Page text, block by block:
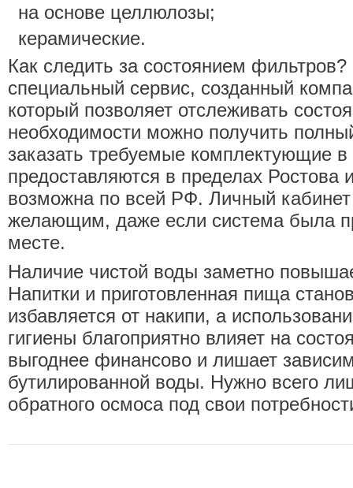
на основе целлюлозы;
керамические.
Как следить за состоянием
специальный сервис, созданный
который позволяет отслеживать
необходимости можно получить
заказать требуемые комплектующие в
предоставляются в пределах Ростова
возможна по всей РФ. Личный
желающим, даже если система была
месте.
Наличие чистой воды заметно
Напитки и приготовленная пища
избавляется от накипи, а
гигиены благоприятно влияет на
выгоднее финансово и лишает
бутилированной воды. Нужно всего
обратного осмоса под свои